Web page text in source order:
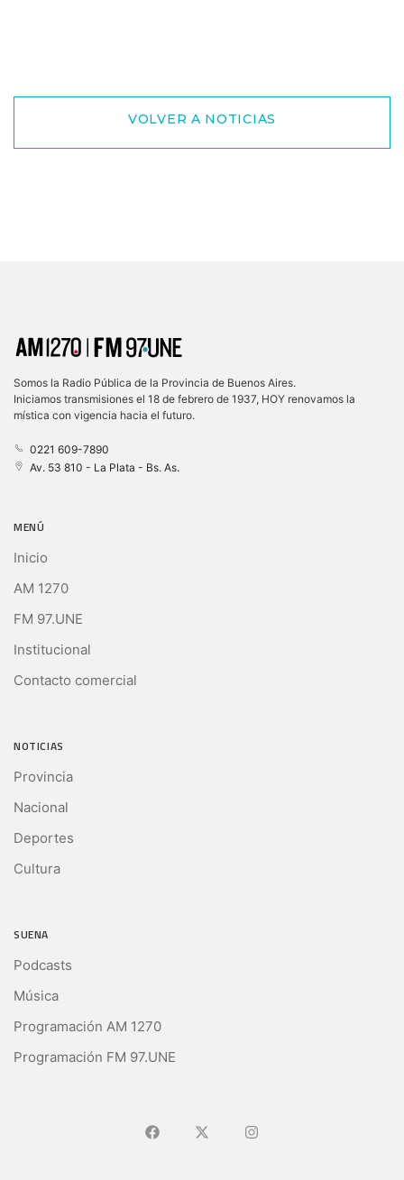
VOLVER A NOTICIAS
Somos la Radio Pública de la Provincia de Buenos Aires.
Iniciamos transmisiones el 18 de febrero de 1937, HOY renovamos la
mística con vigencia hacia el futuro.
0221 609-7890
Av. 53 810 - La Plata - Bs. As.
MENÚ
Inicio
AM 1270
FM 97.UNE
Institucional
Contacto comercial
NOTICIAS
Provincia
Nacional
Deportes
Cultura
SUENA
Podcasts
Música
Programación AM 1270
Programación FM 97.UNE
Ir a FacebookIr a X (Ex-Twitter)
Ir a